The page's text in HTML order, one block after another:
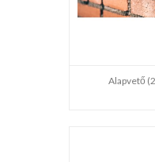
Alapvető